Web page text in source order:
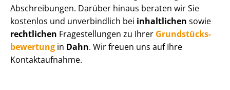
Abschreibungen. Darüber hinaus beraten wir Sie
kostenlos und unverbindlich bei inhaltlichen sowie
rechtlichen Fragestellungen zu Ihrer Grund­stücks­
be­wer­tung in Dahn. Wir freuen uns auf Ihre
Kontaktaufnahme.